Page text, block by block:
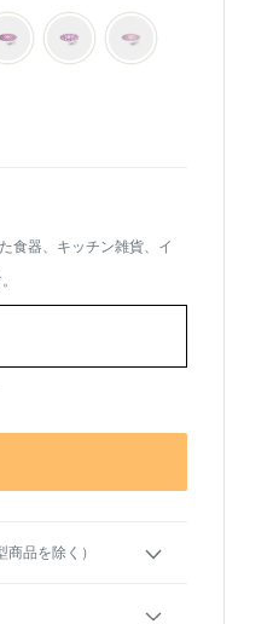
食器、キッチン雑貨、イ
商品を除く）